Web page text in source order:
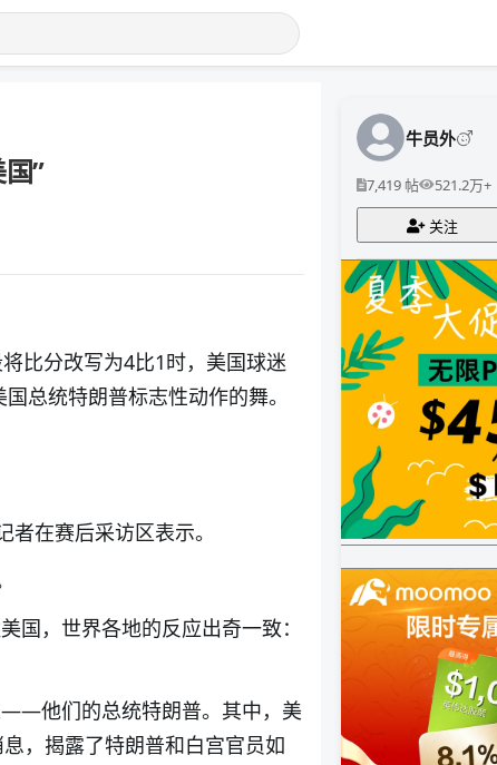
”
比分改写为4比1时，美国球迷
总统特朗普标志性动作的舞。
在赛后采访区表示。
国，世界各地的反应出奇一致：
——他们的总统特朗普。其中，美
，揭露了特朗普和白宫官员如
牛员外
7,419 帖 521.2万+
关注